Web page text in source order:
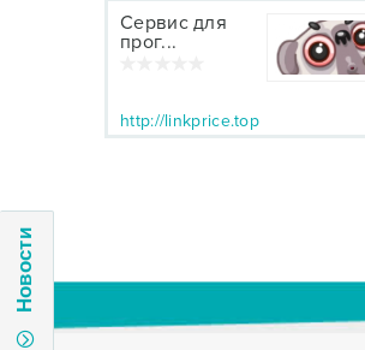
Новости
Сервис для
прог...
http://linkprice.top